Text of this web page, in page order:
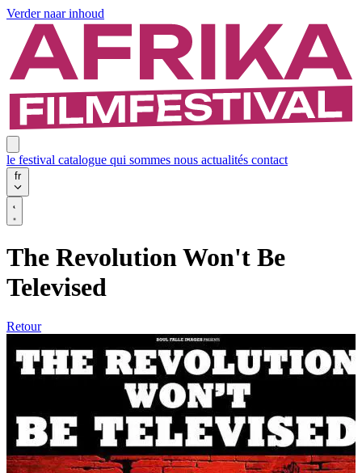
Verder naar inhoud
le festival catalogue qui sommes nous actualités contact
fr
The Revolution Won't Be
Televised
Retour